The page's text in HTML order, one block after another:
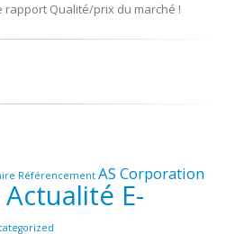
Qualité/prix du marché !
Référencement AS Corporation
E-